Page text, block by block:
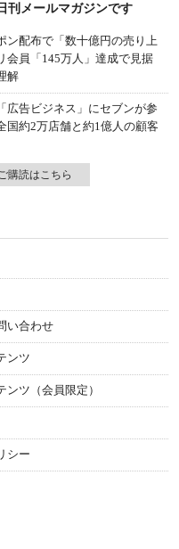
刊メールマガジンです
ン配布で「数十億円の売り上
員「145万人」達成で見据
解
広告ビジネス」にセブンが参
約2万店舗と約1億人の顧客
購読はこちら
い合わせ
ンツ
ンツ（会員限定）
シー